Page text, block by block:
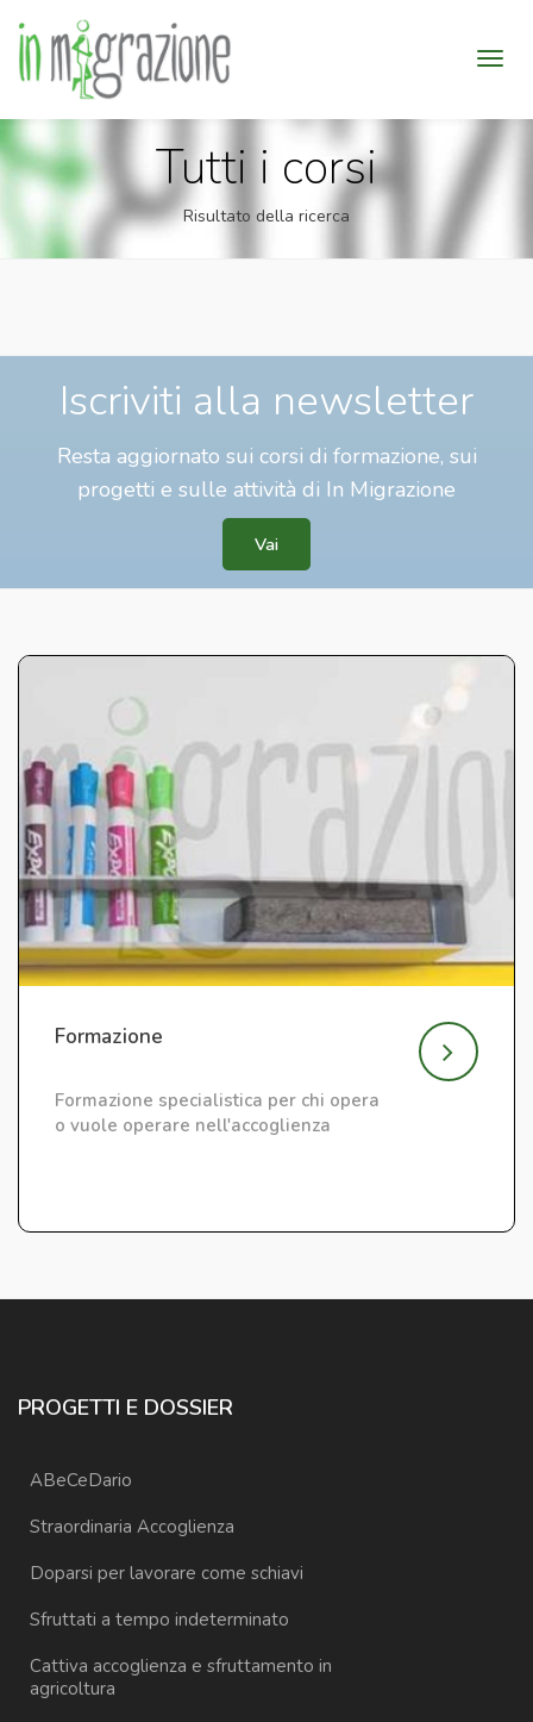
Tutti i corsi
Risultato della ricerca
Iscriviti alla newsletter
Resta aggiornato sui corsi di formazione, sui
progetti e sulle attività di In Migrazione
Vai
Formazione
Formazione specialistica per chi opera
o vuole operare nell'accoglienza
PROGETTI E DOSSIER
ABeCeDario
Straordinaria Accoglienza
Doparsi per lavorare come schiavi
Sfruttati a tempo indeterminato
Cattiva accoglienza e sfruttamento in
agricoltura